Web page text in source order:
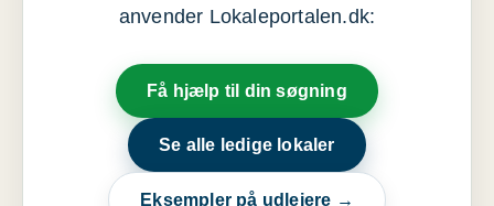
anvender Lokaleportalen.dk:
Få hjælp til din søgning
Se alle ledige lokaler
Eksempler på udlejere →